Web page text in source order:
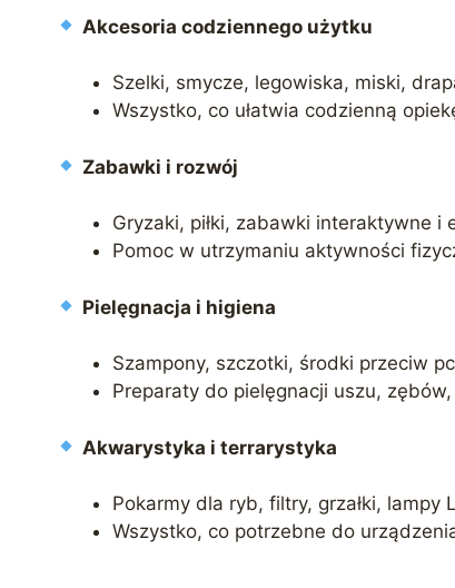
Akcesoria codziennego użytku
Szelki, smycze, legowiska, miski,
Wszystko, co ułatwia codzienną
Zabawki i rozwój
Gryzaki, piłki, zabawki interaktywne i
Pomoc w utrzymaniu aktywności
Pielęgnacja i higiena
Szampony, szczotki, środki przeciw
Preparaty do pielęgnacji uszu, zębów,
Akwarystyka i terrarystyka
Pokarmy dla ryb, filtry, grzałki, lampy
Wszystko, co potrzebne do